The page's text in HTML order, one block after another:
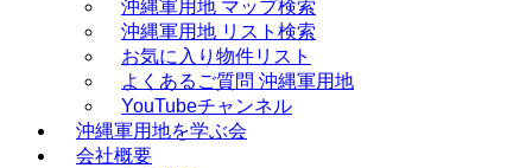
沖縄軍用地 マップ検索
沖縄軍用地 リスト検索
お気に入り物件リスト
よくあるご質問 沖縄軍用地
YouTubeチャンネル
沖縄軍用地を学ぶ会
会社概要